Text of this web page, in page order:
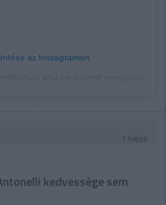
az Instagramon
1 napja
kedvessége sem